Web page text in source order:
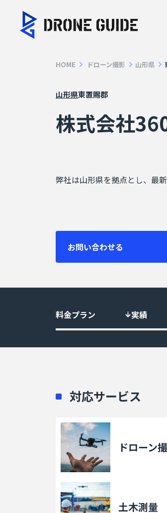
HOME ドローン撮影 山形県
山形県東置賜郡
株式会社
弊社は山形県を拠点とし、最
お問い合わせる
料金プラン 実績
対応サービス
ドローン
土木測量